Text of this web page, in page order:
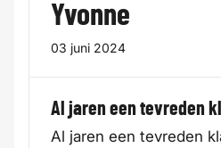
Yvonne
03 juni 2024
Al jaren een tevreden
Al jaren een tevreden